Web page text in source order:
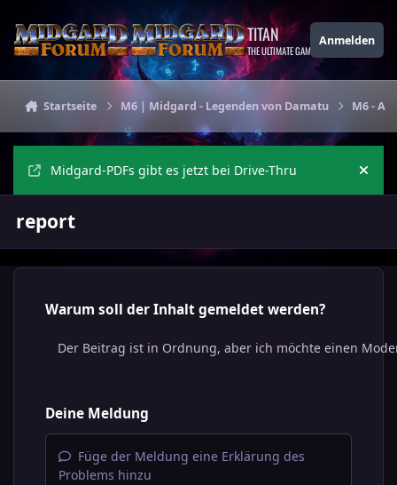
TITAN
THE ULTIMATE GAMING THEME
Anmelden
Startseite M6 | Midgard - Legenden von Damatu M6 -
Midgard-PDFs gibt es jetzt bei Drive-Thru
report
Warum soll der Inhalt gemeldet werden?
Deine Meldung
Füge der Meldung eine Erklärung des
Problems hinzu